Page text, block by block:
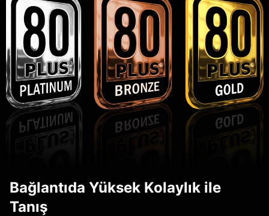
Bağlantıda Yüksek Kolaylık ile
Tanış